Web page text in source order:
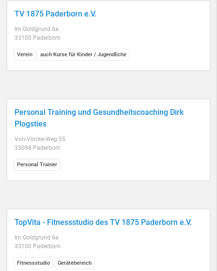
TV 1875 Paderborn e.V.
Im Goldgrund 6a
33100 Paderborn
Verein auch Kurse für Kinder / Jugendliche
Personal Training und Gesundheitscoaching Dirk
Plogsties
Von-Vincke-Weg 55
33098 Paderborn
Personal Trainer
TopVita - Fitnessstudio des TV 1875 Paderborn e.V.
Im Goldgrund 6a
33100 Paderborn
Fitnessstudio Gerätebereich